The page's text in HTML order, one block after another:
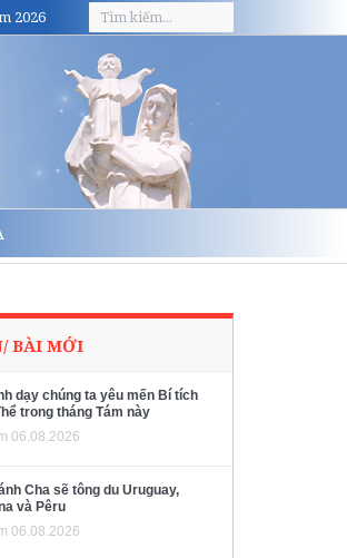
2026
BÀI MỚI
dạy chúng ta yêu mến Bí tích
trong tháng Tám này
06.08.2026
Cha sẽ tông du Uruguay,
và Pêru
06.08.2026